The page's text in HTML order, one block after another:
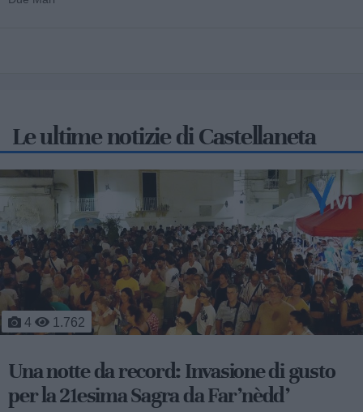
Le ultime notizie di Castellaneta
1 1.147
Il mattino dopo l'inferno: fiamme a
ridosso delle case, 7 ore di battaglia